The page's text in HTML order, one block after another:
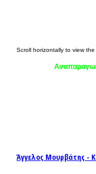
Άγγελος Μουρβάτης -